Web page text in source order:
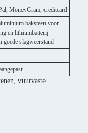
MoneyGram, creditcard
baksteen voor
en lithiumbatterij
goede slagweerstand
vuurvaste